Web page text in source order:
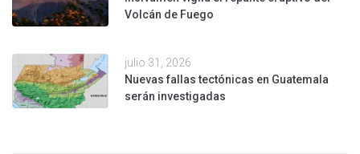
Volcán de Fuego
julio 31, 2026
Nuevas fallas tectónicas en Guatemala
serán investigadas